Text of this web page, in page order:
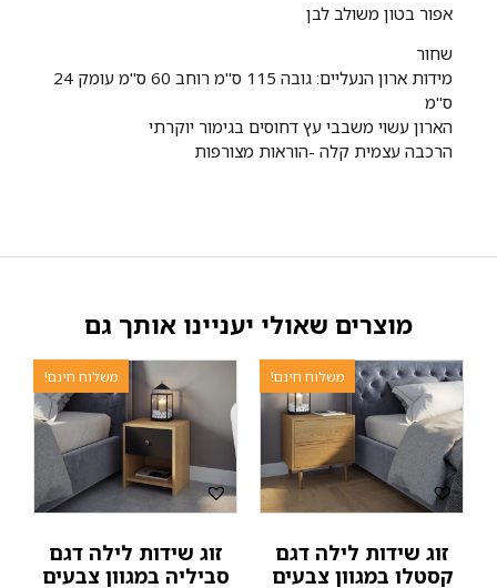
אפור בטון משולב לבן
שחור
מידות ארון הנעליים: גובה 115 ס"מ רוחב 60 ס"מ עומק 24
ס"מ
הארון עשוי משבבי עץ דחוסים בגימור יוקרתי
הרכבה עצמית קלה -הוראות מצורפות
מוצרים שאולי יעניינו אותך גם
משלוח חינם!
זוג שידות לילה דגם
קסטלו במגוון צבעים
משלוח חינם!
זוג שידות לילה דגם
סביליה במגוון צבעים